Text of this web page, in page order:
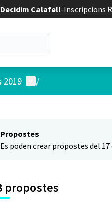
Decidim Calafell-Inscripcions
2019 Menú d'usuari
/
Propostes
Es poden crear propostes del
propostes